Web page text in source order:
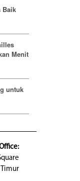
Baik
Menit
untuk
Timur